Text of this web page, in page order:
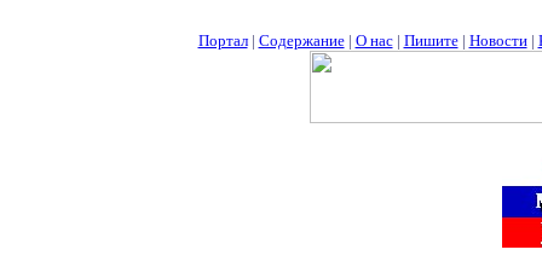
Портал| Содержание| О нас| Пишите| Новости|